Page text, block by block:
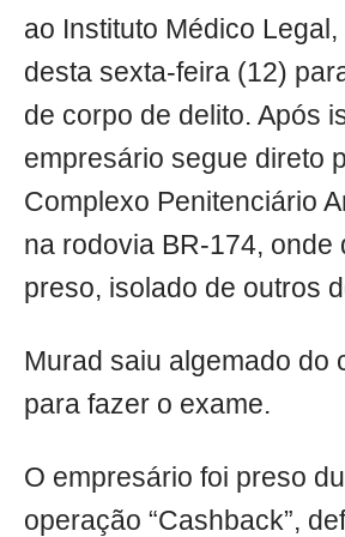
ao Instituto Médico Legal,
desta sexta-feira (12)
de corpo de delito. Após
empresário segue direto
Complexo Penitenciário
na rodovia BR-174, onde
preso, isolado de outros
Murad saiu algemado do
para fazer o exame.
O empresário foi preso
operação “Cashback”,